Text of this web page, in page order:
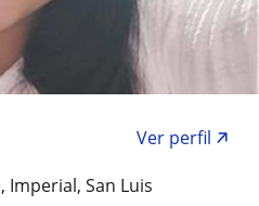
Ver perfil
Imperial, San Luis